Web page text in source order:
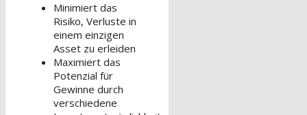
Minimiert das
Risiko, Verluste in
einem einzigen
Asset zu erleiden
Maximiert das
Potenzial für
Gewinne durch
verschiedene